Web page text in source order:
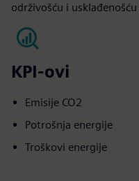
održivošću i
KPI-ovi
Emisije CO2
Potrošnja energije
Troškovi energije